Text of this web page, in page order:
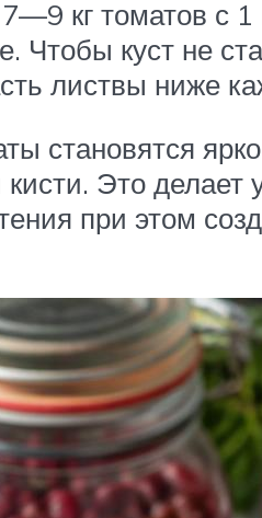
кг томатов с
Чтобы куст не
листвы ниже
становятся
Это
при этом